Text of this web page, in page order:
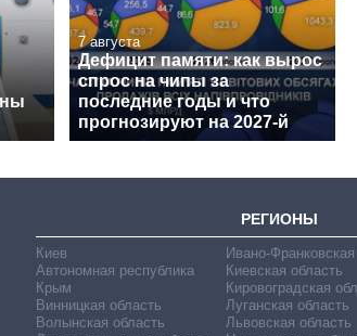
7 августа
Дефицит памяти: как вырос
спрос на чипы за
последние годы и что
прогнозируют на 2027-й
РЕГИОНЫ
Киев
Автономная республика
Крым
Винницкая область
Волынская область
Ивано-
Киевская область
Кировоградская
Луганская область
Львовская область